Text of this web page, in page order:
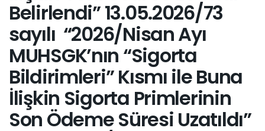
Belirlendi” 13.05.2026/73
sayılı “2026/Nisan Ayı
MUHSGK’nın “Sigorta
Bildirimleri” Kısmı ile Buna
İlişkin Sigorta Primlerinin
Son Ödeme Süresi Uzatıldı”